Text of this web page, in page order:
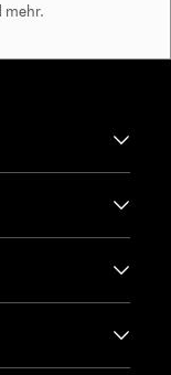
mehr.